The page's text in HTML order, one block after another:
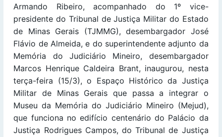
Armando Ribeiro, acompanhado do 1º vice-
presidente do Tribunal de Justiça Militar do Estado
de Minas Gerais (TJMMG), desembargador José
Flávio de Almeida, e do superintendente adjunto da
Memória do Judiciário Mineiro, desembargador
Marcos Henrique Caldeira Brant, inaugurou, nesta
terça-feira (15/3), o Espaço Histórico da Justiça
Militar de Minas Gerais que passa a integrar o
Museu da Memória do Judiciário Mineiro (Mejud),
que funciona no edifício centenário do Palácio da
Justiça Rodrigues Campos, do Tribunal de Justiça